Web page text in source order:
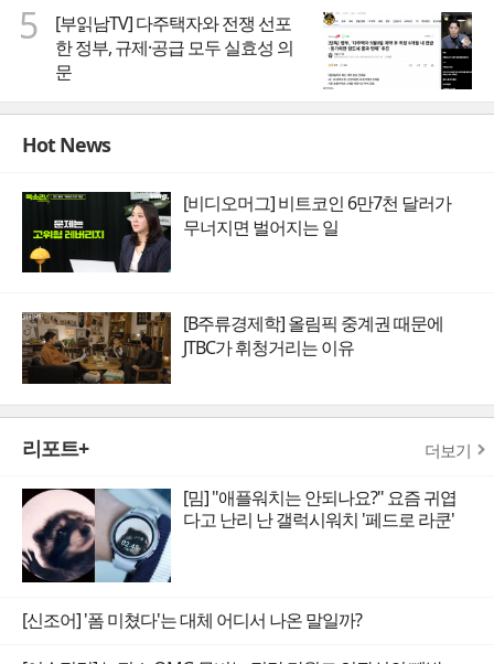
5
[부읽남TV] 다주택자와 전쟁 선포
한 정부, 규제·공급 모두 실효성 의
문
Hot News
[비디오머그] 비트코인 6만7천 달러가
무너지면 벌어지는 일
[B주류경제학] 올림픽 중계권 때문에
JTBC가 휘청거리는 이유
리포트+ 더보기
[밈] "애플워치는 안되나요?" 요즘 귀엽
다고 난리 난 갤럭시워치 '페드로 라쿤'
[신조어] '폼 미쳤다'는 대체 어디서 나온 말일까?